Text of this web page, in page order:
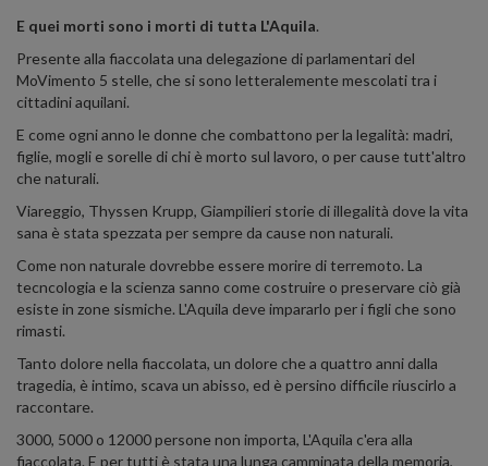
E quei morti sono i morti di tutta L'Aquila.
Presente alla fiaccolata una delegazione di parlamentari del
MoVimento 5 stelle, che si sono letteralemente mescolati tra i
cittadini aquilani.
E come ogni anno le donne che combattono per la legalità: madri,
figlie, mogli e sorelle di chi è morto sul lavoro, o per cause tutt'altro
che naturali.
Viareggio, Thyssen Krupp, Giampilieri storie di illegalità dove la vita
sana è stata spezzata per sempre da cause non naturali.
Come non naturale dovrebbe essere morire di terremoto. La
tecncologia e la scienza sanno come costruire o preservare ciò già
esiste in zone sismiche. L'Aquila deve impararlo per i figli che sono
rimasti.
Tanto dolore nella fiaccolata, un dolore che a quattro anni dalla
tragedia, è intimo, scava un abisso, ed è persino difficile riuscirlo a
raccontare.
3000, 5000 o 12000 persone non importa, L'Aquila c'era alla
fiaccolata. E per tutti è stata una lunga camminata della memoria,